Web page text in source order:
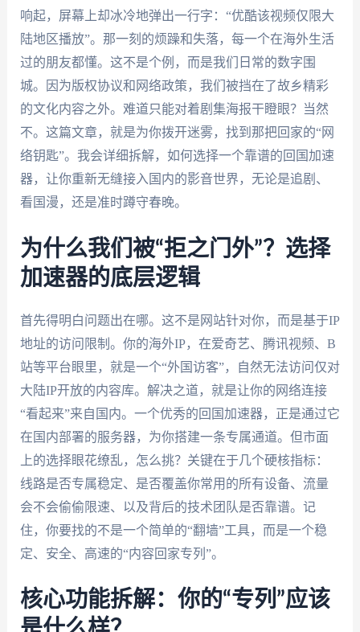
响起，屏幕上却冰冷地弹出一行字：“优酷该视频仅限大
陆地区播放”。那一刻的烦躁和失落，每一个在海外生活
过的朋友都懂。这不是个例，而是我们日常的数字围
城。因为版权协议和网络政策，我们被挡在了故乡精彩
的文化内容之外。难道只能对着剧集海报干瞪眼？当然
不。这篇文章，就是为你拨开迷雾，找到那把回家的“网
络钥匙”。我会详细拆解，如何选择一个靠谱的回国加速
器，让你重新无缝接入国内的影音世界，无论是追剧、
看国漫，还是准时蹲守春晚。
为什么我们被“拒之门外”？选择
加速器的底层逻辑
首先得明白问题出在哪。这不是网站针对你，而是基于IP
地址的访问限制。你的海外IP，在爱奇艺、腾讯视频、B
站等平台眼里，就是一个“外国访客”，自然无法访问仅对
大陆IP开放的内容库。解决之道，就是让你的网络连接
“看起来”来自国内。一个优秀的回国加速器，正是通过它
在国内部署的服务器，为你搭建一条专属通道。但市面
上的选择眼花缭乱，怎么挑？关键在于几个硬核指标：
线路是否专属稳定、是否覆盖你常用的所有设备、流量
会不会偷偷限速、以及背后的技术团队是否靠谱。记
住，你要找的不是一个简单的“翻墙”工具，而是一个稳
定、安全、高速的“内容回家专列”。
核心功能拆解：你的“专列”应该